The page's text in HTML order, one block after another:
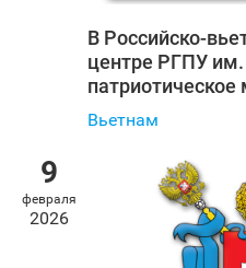
В Российско-
центре РГПУ
патриотическое
Вьетнам
9
февраля
2026